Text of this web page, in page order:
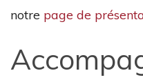
notre page de